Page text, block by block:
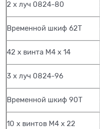
2 х луч 0824-80
Временной шкиф 62Т
42 х винта M4 x 14
3 х луч 0824-96
Временной шкиф 90Т
10 х винтов М4 x 22